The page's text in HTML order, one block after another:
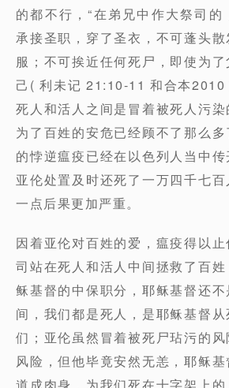
的都不行，“在弟兄中作大祭司的
承接圣职，穿了圣衣，不可蓬头
服；不可挨近任何死尸，即使为
己( 利未记 21:10-11 和合本2010
死人和活人之间是冒着被死人污
为了百姓的安危已经顾不了那么
的悖逆瘟疫已经在以色列人当中传
亚伦处置及时还死了一万四千七
一点后果更加严重。
因着亚伦对百姓的爱，瘟疫得以
司站在死人和活人中间拯救了百
稣基督的中保职分，耶稣基督还
间，我们都是死人，是耶稣基督
们；亚伦虽然冒着被死尸玷污的
风险，但他毕竟安然无恙，耶稣